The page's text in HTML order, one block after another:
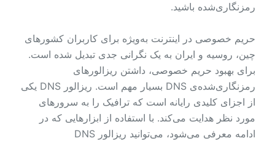
رمزنگاری‌شده باشید.
حریم خصوصی در اینترنت به‌ویژه برای کاربران کشورهای
چین، روسیه و ایران به یک نگرانی جدی تبدیل شده است.
برای بهبود حریم خصوصی، داشتن ریزالورهای
رمزنگاری‌شده‌ی DNS بسیار مهم است. ریزالور DNS یکی
از اجزای کلیدی رایانه است که ترافیک را به سرورهای
مورد نظر هدایت می‌کند. با استفاده از ابزارهایی که در
ادامه معرفی می‌شود، می‌توانید ریزالور DNS